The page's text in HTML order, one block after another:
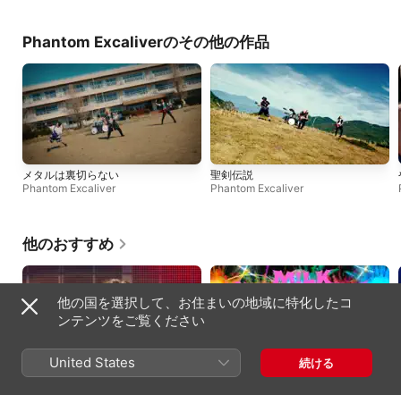
Phantom Excaliverのその他の作品
メタルは裏切らない
Phantom Excaliver
聖剣伝説
Phantom Excaliver
他のおすすめ
好きすぎて滅! (from M!LK ARENA
爆裂愛してる
他の国を選択して、お住まいの地域に特化したコ
ンテンツをご覧ください
United States 続ける